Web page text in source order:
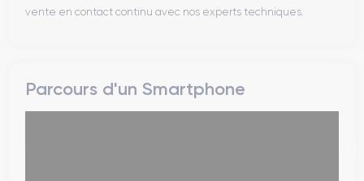
vente en contact continu avec nos experts techniques.
Parcours d'un Smartphone